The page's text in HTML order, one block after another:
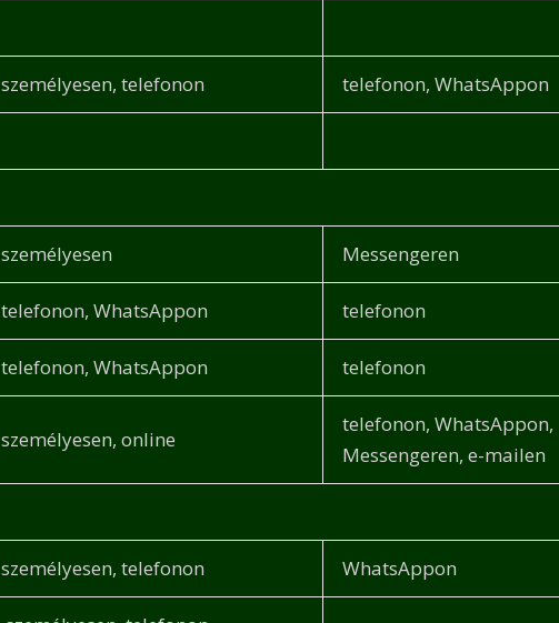
személyesen, telefonon telefonon, WhatsAppon
személyesen Messengeren
telefonon, WhatsAppon telefonon
telefonon, WhatsAppon telefonon
személyesen, online
telefonon, WhatsAppon,
Messengeren, e-mailen
személyesen, telefonon WhatsAppon